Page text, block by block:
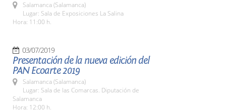
Salamanca (Salamanca)
Lugar: Sala de Exposiciones La Salina
Hora: 11:00 h.
03/07/2019
Presentación de la nueva edición del
PAN Ecoarte 2019
Salamanca (Salamanca)
Lugar: Sala de las Comarcas. Diputación de
Salamanca
Hora: 12:00 h.